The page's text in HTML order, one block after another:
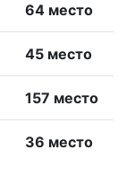
64 место
45 место
157 место
36 место